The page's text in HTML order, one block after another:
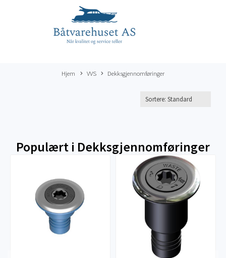
Hjem VVS Dekksgjennomføringer
Populært i Dekksgjennomføringer